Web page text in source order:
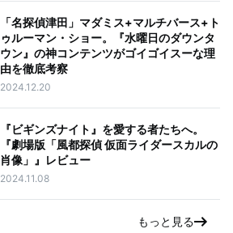
「名探偵津田」マダミス+マルチバース+ト
ゥルーマン・ショー。『水曜日のダウンタ
ウン』の神コンテンツがゴイゴイスーな理
由を徹底考察
2024.12.20
『ビギンズナイト』を愛する者たちへ。
『劇場版「風都探偵 仮面ライダースカルの
肖像」』レビュー
2024.11.08
もっと見る